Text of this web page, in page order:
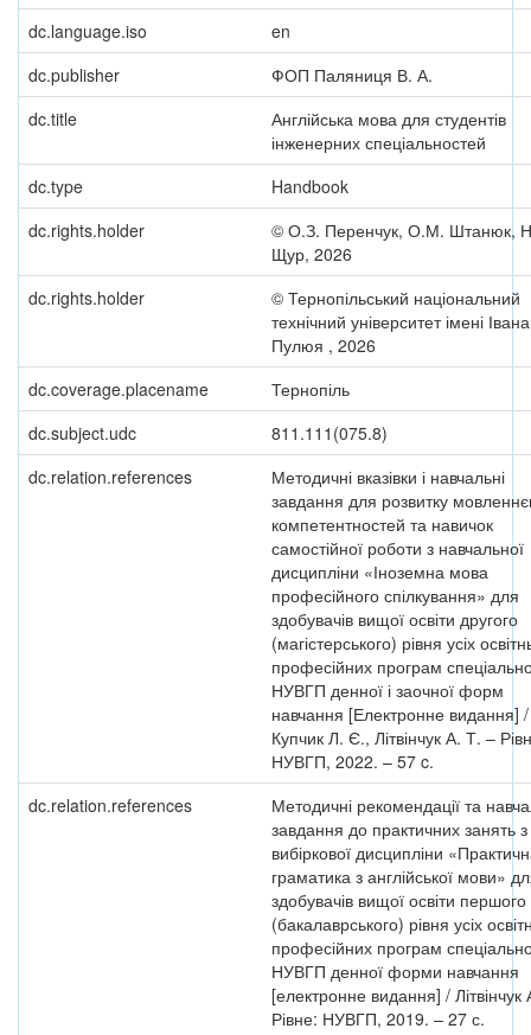
dc.language.iso
en
dc.publisher
ФОП Паляниця В. А.
dc.title
Англійська мова для студентів
інженерних спеціальностей
dc.type
Handbook
dc.rights.holder
© О.З. Перенчук, О.М. Штанюк,
Щур, 2026
dc.rights.holder
© Тернопільський національний
технічний університет імені Івана
Пулюя , 2026
dc.coverage.placename
Тернопіль
dc.subject.udc
811.111(075.8)
dc.relation.references
Методичні вказівки і навчальні
завдання для розвитку
компетентностей та навичок
самостійної роботи з навчальної
дисципліни «Іноземна мова
професійного спілкування» для
здобувачів вищої освіти другого
(магістерського) рівня усіх
професійних програм
НУВГП денної і заочної форм
навчання [Електронне видання] /
Купчик Л. Є., Літвінчук А. Т. –
НУВГП, 2022. – 57 c.
dc.relation.references
Методичні рекомендації та
завдання до практичних занять з
вибіркової дисципліни
граматика з англійської мови»
здобувачів вищої освіти першого
(бакалаврського) рівня усіх
професійних програм
НУВГП денної форми навчання
[електронне видання] /
Рівне: НУВГП, 2019. – 27 с.